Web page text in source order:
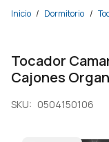
Inicio / Dormitorio /
Tocador
Cajones
SKU: 0504150106